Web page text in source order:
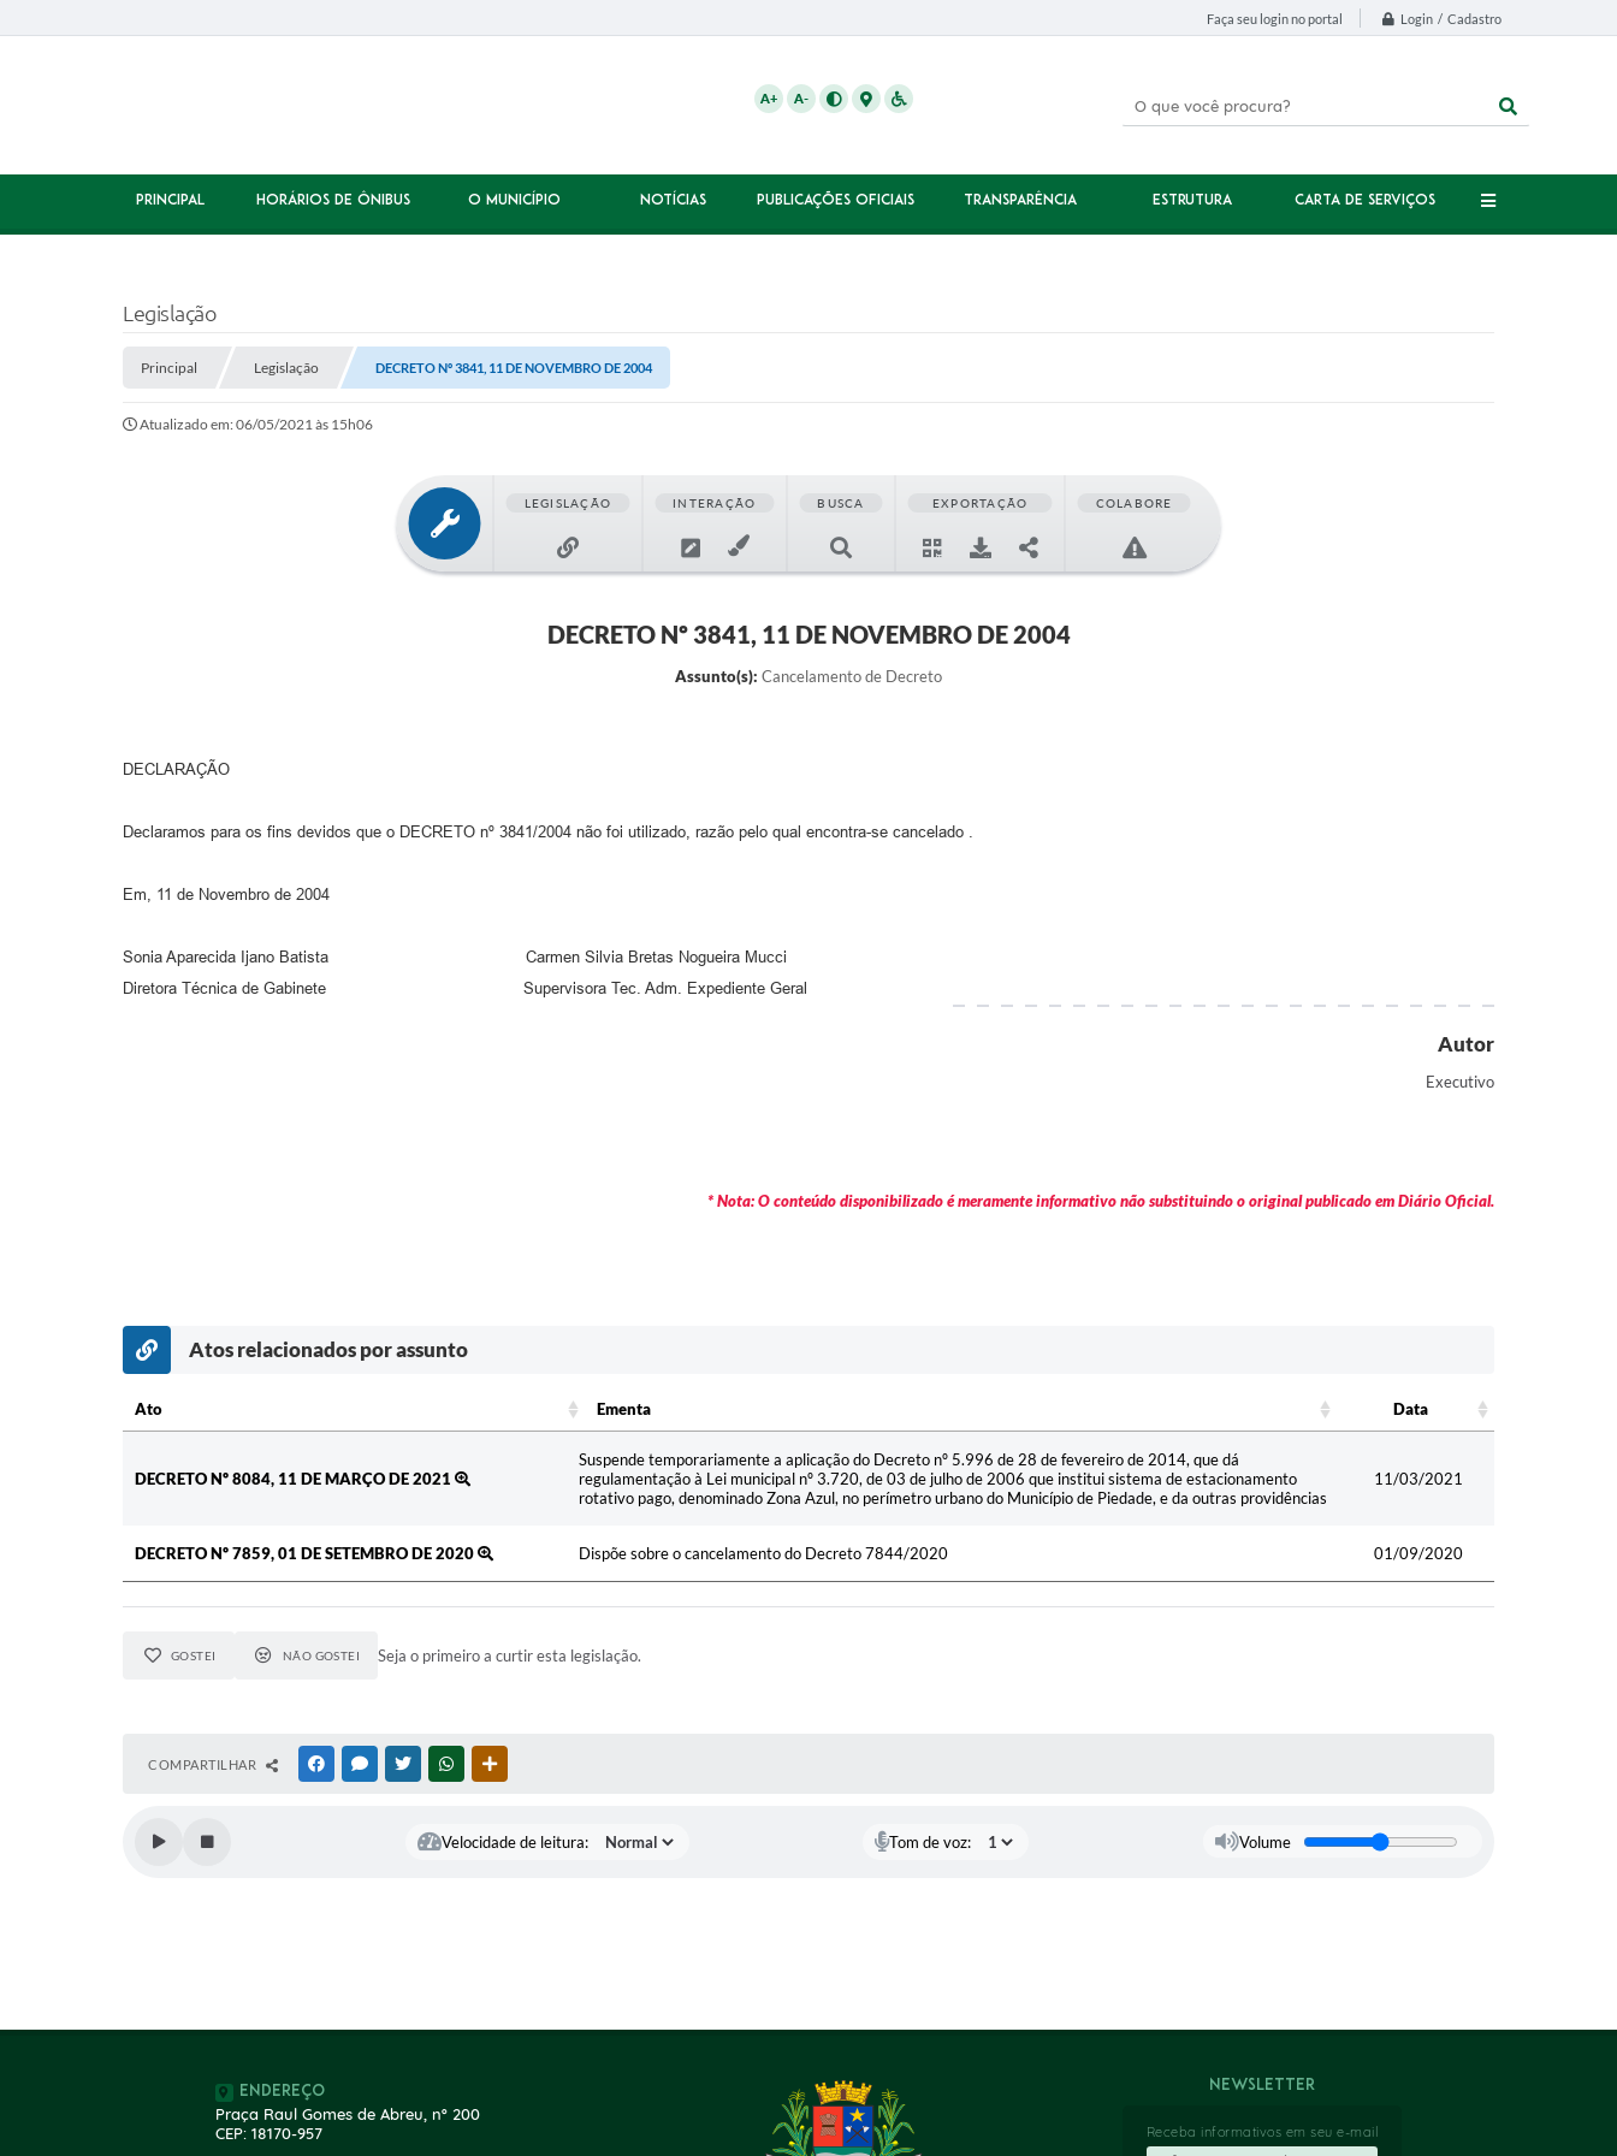
Faça seu login no portal Login / Cadastro
A+ A-
PRINCIPAL HORÁRIOS DE ÔNIBUS O MUNICÍPIO NOTÍCIAS PUBLICAÇÕES OFICIAIS TRANSPARÊNCIA ESTRUTURA CARTA DE SERVIÇOS
Legislação
Principal Legislação DECRETO Nº 3841, 11 DE NOVEMBRO DE 2004
Atualizado em: 06/05/2021 às 15h06
LEGISLAÇÃO INTERAÇÃO BUSCA EXPORTAÇÃO COLABORE
DECRETO Nº 3841, 11 DE NOVEMBRO DE 2004
Assunto(s): Cancelamento de Decreto
DECLARAÇÃO
Declaramos para os fins devidos que o DECRETO nº 3841/2004 não foi utilizado, razão pelo qual encontra-se cancelado .
Em, 11 de Novembro de 2004
Sonia Aparecida Ijano Batista Carmen Silvia Bretas Nogueira Mucci
Diretora Técnica de Gabinete Supervisora Tec. Adm. Expediente Geral
Autor
Executivo
* Nota: O conteúdo disponibilizado é meramente informativo não substituindo o original publicado em Diário Oficial.
Atos relacionados por assunto
Ato Ementa
Data
DECRETO Nº 8084, 11 DE MARÇO DE 2021
Suspende temporariamente a aplicação do Decreto nº 5.996 de 28 de fevereiro de 2014, que dá
regulamentação à Lei municipal nº 3.720, de 03 de julho de 2006 que institui sistema de estacionamento
rotativo pago, denominado Zona Azul, no perímetro urbano do Município de Piedade, e da outras providências
11/03/2021
DECRETO Nº 7859, 01 DE SETEMBRO DE 2020 Dispõe sobre o cancelamento do Decreto 7844/2020 01/09/2020
GOSTEI NÃO GOSTEI Seja o primeiro a curtir esta legislação.
COMPARTILHAR FACEBOOKMESSENGER
TWITTERWHATSAPP
Velocidade de leitura: Tom de voz: Volume
Endereço
Praça Raul Gomes de Abreu, nº 200
CEP: 18170-957
Newsletter
Receba informativos em seu e-mail